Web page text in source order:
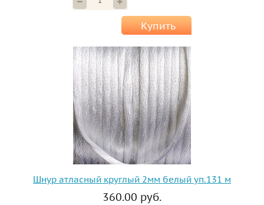
Купить
Шнур атласный круглый 2мм белый уп.131 м
360.00 руб.